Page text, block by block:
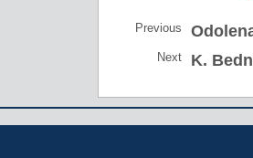
Previous
Next K.